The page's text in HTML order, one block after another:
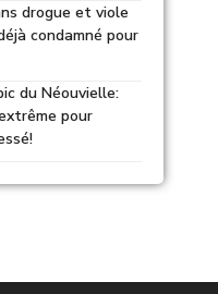
drogue et viole
condamné pour
du Néouvielle:
pour